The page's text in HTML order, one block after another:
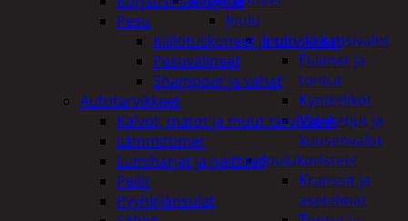
Joulu
Joulu- ja kausivalot
Eläimet ja
tontut
Kyntteliköt
Valoketjut ja
kuusenvalot
Joulukoristeet
Kranssit ja
asetelmat
Pesu
Kiillotuskoneet ja tarvikkeet
Pesuvälineet
Shampoot ja vahat
Autotarvikkeet
Kalvot, matot ja muut tarvikkeet
Lämmittimet
Lumiharjat ja peitteet
Peilit
Pyyhkijänsulat